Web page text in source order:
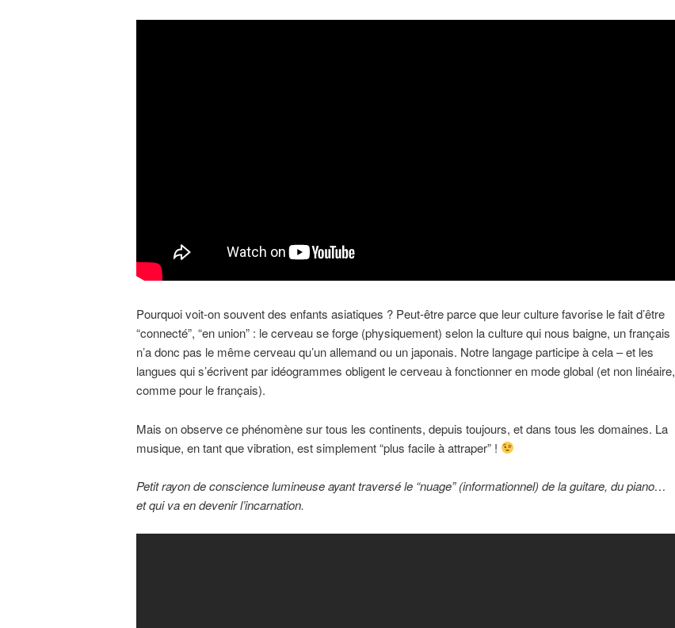
Pourquoi voit-on souvent des enfants asiatiques ? Peut-être parce que leur culture favorise le fait d’être
“connecté”, “en union” : le cerveau se forge (physiquement) selon la culture qui nous baigne, un français
n’a donc pas le même cerveau qu’un allemand ou un japonais. Notre langage participe à cela – et les
langues qui s’écrivent par idéogrammes obligent le cerveau à fonctionner en mode global (et non linéaire,
comme pour le français).
Mais on observe ce phénomène sur tous les continents, depuis toujours, et dans tous les domaines. La
musique, en tant que vibration, est simplement “plus facile à attraper” !
Petit rayon de conscience lumineuse ayant traversé le “nuage” (informationnel) de la guitare, du piano…
et qui va en devenir l’incarnation.